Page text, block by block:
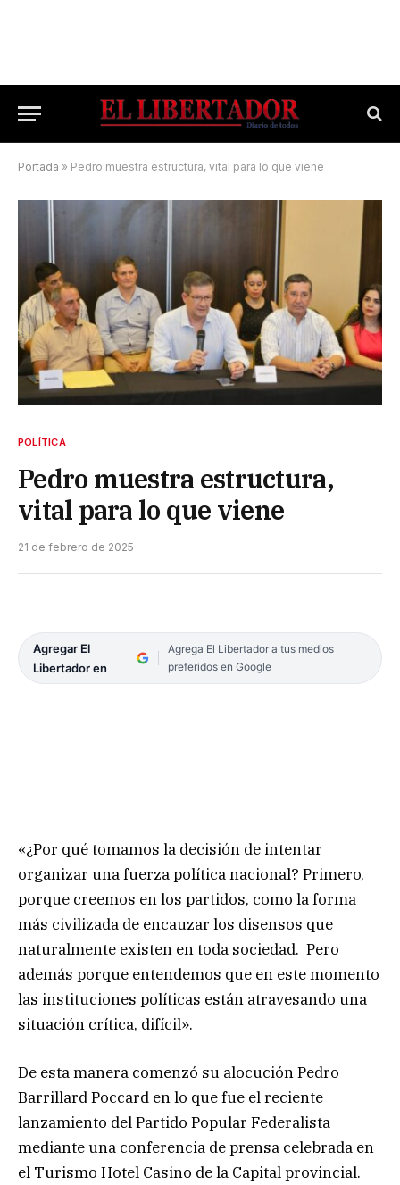
Portada » Pedro muestra estructura, vital para lo que viene
POLÍTICA
Pedro muestra estructura,
vital para lo que viene
21 de febrero de 2025
Agregar El
Libertador en
Agrega El Libertador a tus medios
preferidos en Google
«¿Por qué tomamos la decisión de intentar
organizar una fuerza política nacional? Primero,
porque creemos en los partidos, como la forma
más civilizada de encauzar los disensos que
naturalmente existen en toda sociedad. Pero
además porque entendemos que en este momento
las instituciones políticas están atravesando una
situación crítica, difícil».
De esta manera comenzó su alocución Pedro
Barrillard Poccard en lo que fue el reciente
lanzamiento del Partido Popular Federalista
mediante una conferencia de prensa celebrada en
el Turismo Hotel Casino de la Capital provincial.